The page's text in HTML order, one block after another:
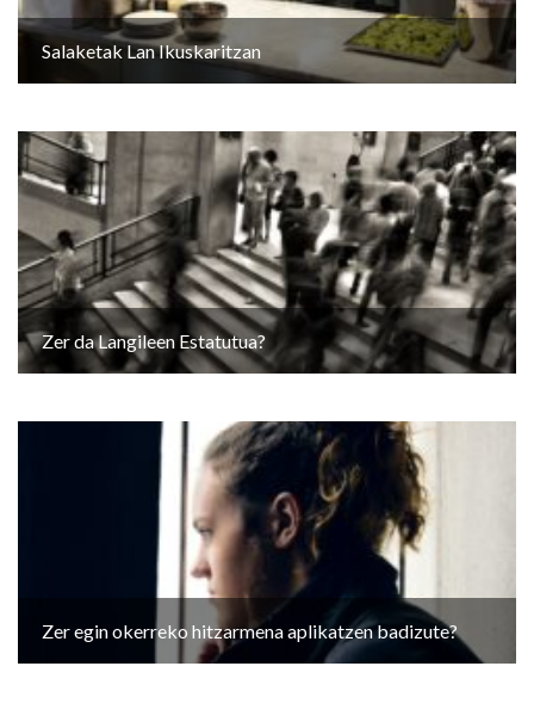
Salaketak Lan Ikuskaritzan
Zer da Langileen Estatutua?
Zer egin okerreko hitzarmena aplikatzen badizute?